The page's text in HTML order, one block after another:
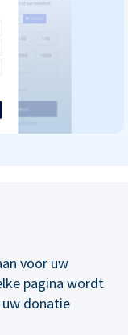
voor uw
pagina wordt
uw donatie